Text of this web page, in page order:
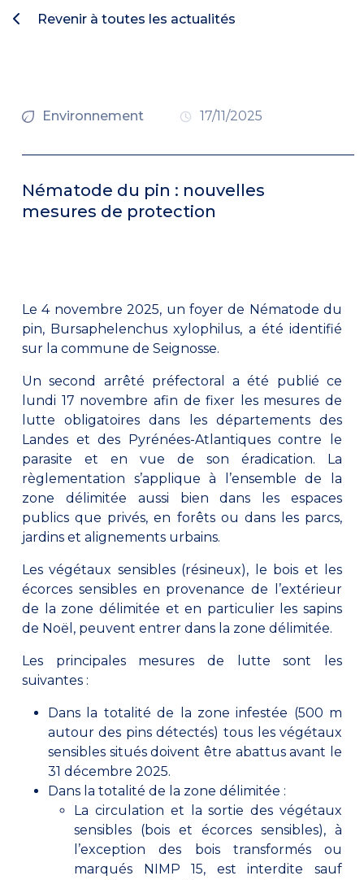
Revenir à toutes les actualités
Environnement 17/11/2025
Nématode du pin : nouvelles
mesures de protection
Le 4 novembre 2025, un foyer de Nématode du
pin, Bursaphelenchus xylophilus, a été identifié
sur la commune de Seignosse.
Un second arrêté préfectoral a été publié ce
lundi 17 novembre afin de fixer les mesures de
lutte obligatoires dans les départements des
Landes et des Pyrénées-Atlantiques contre le
parasite et en vue de son éradication. La
règlementation s’applique à l’ensemble de la
zone délimitée aussi bien dans les espaces
publics que privés, en forêts ou dans les parcs,
jardins et alignements urbains.
Les végétaux sensibles (résineux), le bois et les
écorces sensibles en provenance de l’extérieur
de la zone délimitée et en particulier les sapins
de Noël, peuvent entrer dans la zone délimitée.
Les principales mesures de lutte sont les
suivantes :
Dans la totalité de la zone infestée (500 m
autour des pins détectés) tous les végétaux
sensibles situés doivent être abattus avant le
31 décembre 2025.
Dans la totalité de la zone délimitée :
La circulation et la sortie des végétaux
sensibles (bois et écorces sensibles), à
l’exception des bois transformés ou
marqués NIMP 15, est interdite sauf